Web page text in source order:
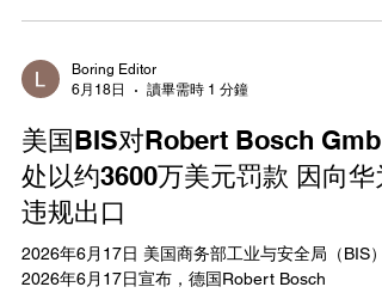
运、
用物项出口管制条例》等法律法规有关规定，为维
将艾维奥克斯公司等10家美国实体列入出口管制管
控名单（见附件），并采取以下措施： 一、禁止
国家和地区的组织和个人将原产于中国的两用物项
转移或提供给上述实体；正在开展的相关出口活动
应当立即停止。 二、特殊情况下确需出口的，出
经营者应当向商务部提出申请。 本公告自公布之
起正式实施。 附件：出口管制管控名单（2026年6
月22日） 商务部 2026年6月22日 附件 出口管制管
Boring Editor
6月18日
讀畢需時 1 分鐘
美国BIS对Robert Bosch
处以约3600万美元罚款 因向华
违规出口
2026年6月17日 美国商务部工业与安全局（BIS）
2026年6月17日宣布，德国Robert Bosch